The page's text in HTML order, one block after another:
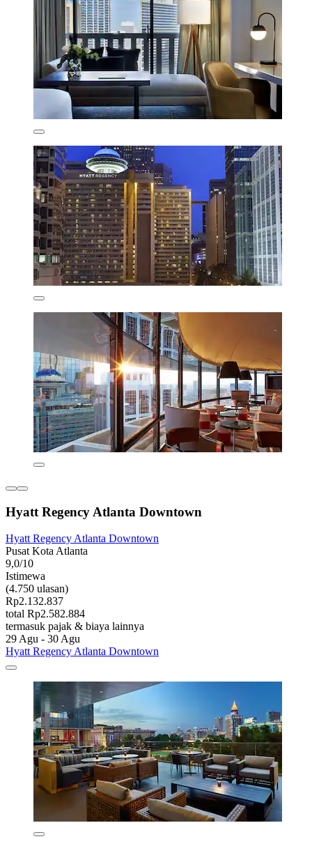
Hyatt Regency Atlanta Downtown
Hyatt Regency Atlanta Downtown
Pusat Kota Atlanta
9,0/10
Istimewa
(4.750 ulasan)
Rp2.132.837
total Rp2.582.884
termasuk pajak & biaya lainnya
29 Agu - 30 Agu
Hyatt Regency Atlanta Downtown